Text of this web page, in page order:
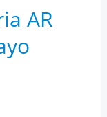
AR